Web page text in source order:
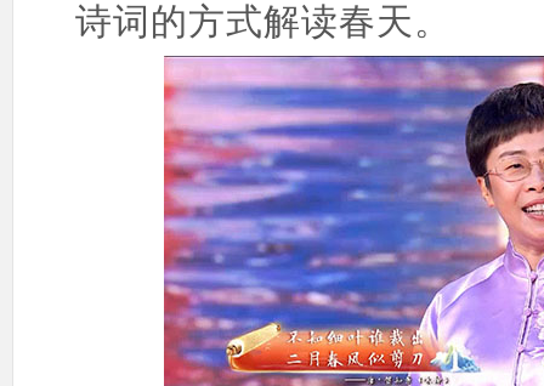
诗词的方式解读春天。